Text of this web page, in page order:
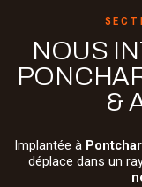
NOUS
&
Implantée à
déplace dans un